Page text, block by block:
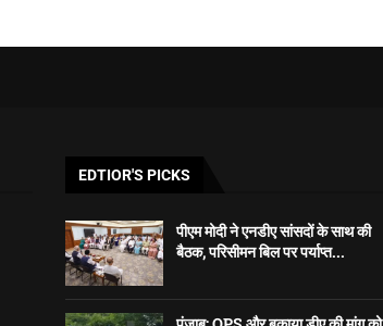
EDTIOR'S PICKS
पीएम मोदी ने एनडीए सांसदों के साथ की
बैठक, परिसीमन बिल पर पर्याप्त...